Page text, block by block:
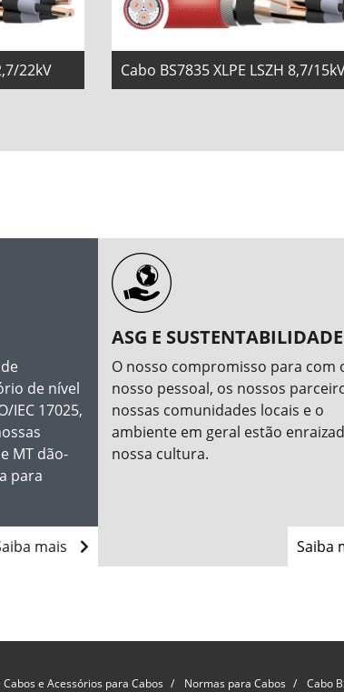
22kV Cabo BS7835 XLPE LSZH 8,7/
de nível
IEC 17025,
MT dão-
para
mais
ASG E SUSTENTABILIDADE
O nosso compromisso para com
nosso pessoal, os nossos
nossas comunidades locais e o
ambiente em geral estão
nossa cultura.
Saiba
e Acessórios para Cabos Normas para Cabos Cabo